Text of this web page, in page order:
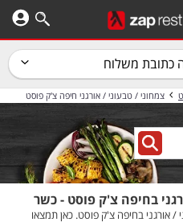
כתובת משלוח
צמחוני / טבעוני / אורגני חיפה צ'ק פוסט
בחיפה צ'ק פוסט - כשר
אורגני בחיפה צ'ק פוסט. כאן תמצאו